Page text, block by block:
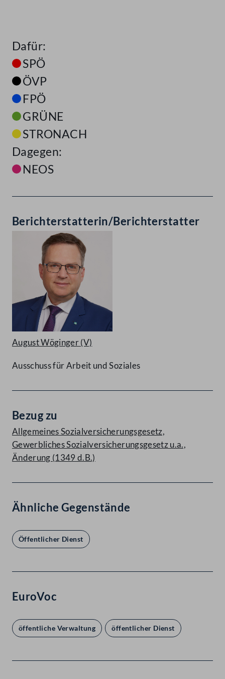
Dafür:
SPÖ
ÖVP
FPÖ
GRÜNE
STRONACH
Dagegen:
NEOS
Berichterstatterin/Berichterstatter
August Wöginger(V)
Ausschuss für Arbeit und Soziales
Bezug zu
Allgemeines Sozialversicherungsgesetz,
Gewerbliches Sozialversicherungsgesetz u.a.,
Änderung (1349 d.B.)
Ähnliche Gegenstände
Öffentlicher Dienst
EuroVoc
öffentliche Verwaltung öffentlicher Dienst